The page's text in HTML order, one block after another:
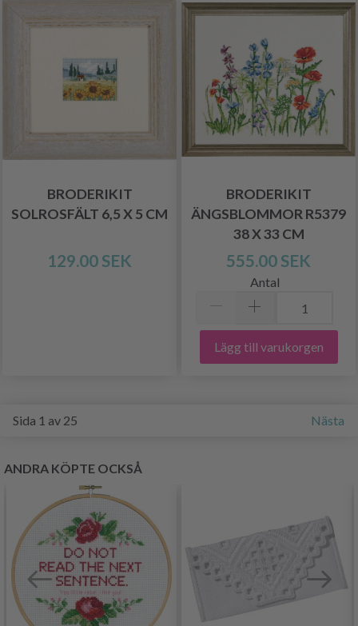
BRODERIKIT
SOLROSFÄLT 6,5 X 5 CM
129.00 SEK
BRODERIKIT
ÄNGSBLOMMOR R5379
38 X 33 CM
555.00 SEK
Antal
Lägg till varukorgen
Sida 1 av 25 Nästa
ANDRA KÖPTE OCKSÅ